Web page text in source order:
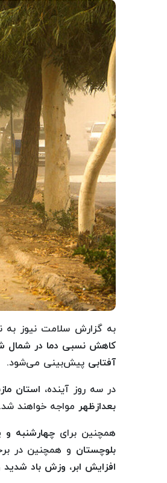
به گزارش سلامت نیوز به
کاهش نسبی دما در شمال
آفتابی پیش‌بینی می‌شود.
در سه روز آینده، استان
بعدازظهر مواجه خواهند شد.
همچنین برایچهارشنبه و
بلوچستان و همچنین در
افزایش ابر، وزش باد